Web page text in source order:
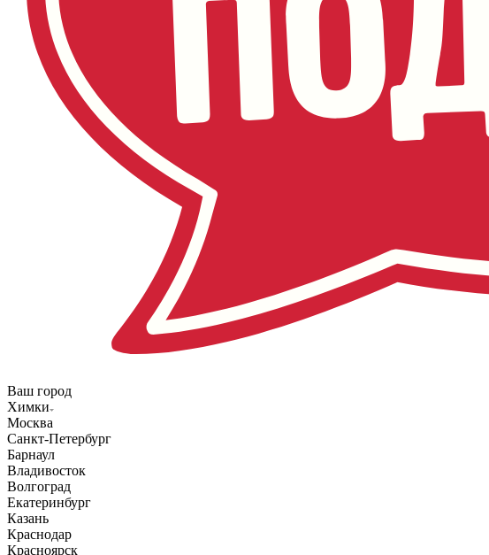
Ваш город
Химки
Москва
Санкт-Петербург
Барнаул
Владивосток
Волгоград
Екатеринбург
Казань
Краснодар
Красноярск